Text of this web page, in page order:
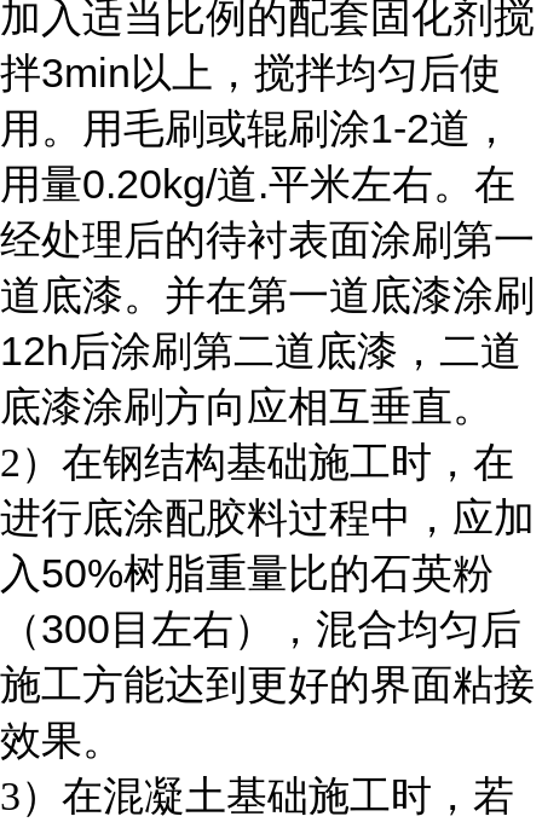
加入适当比例的配套固化剂搅
拌3min以上，搅拌均匀后使
用。用毛刷或辊刷涂1-2道，
用量0.20kg/道.平米左右。在
经处理后的待衬表面涂刷第一
道底漆。并在第一道底漆涂刷
12h后涂刷第二道底漆，二道
底漆涂刷方向应相互垂直。
2）在钢结构基础施工时，在
进行底涂配胶料过程中，应加
入50%树脂重量比的石英粉
（300 目左右），混合均匀后
施工方能达到更好的界面粘接
效果。
3）在混凝土基础施工时，若